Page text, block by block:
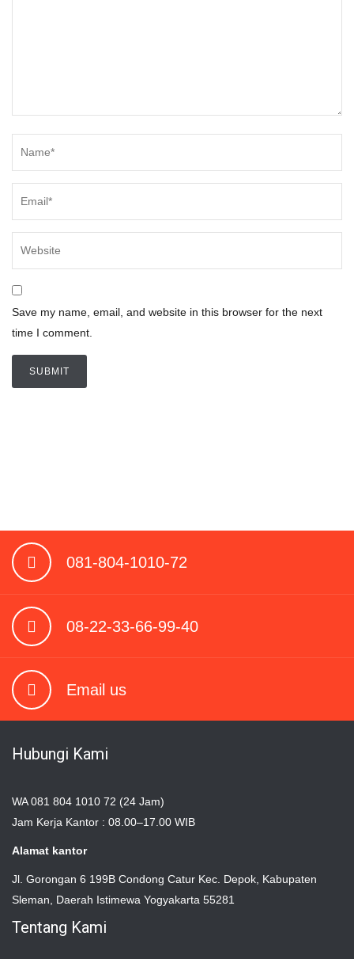
Save my name, email, and website in this browser for the next
time I comment.
081-804-1010-72
08-22-33-66-99-40
Email us
Hubungi Kami
WA 081 804 1010 72 (24 Jam)
Jam Kerja Kantor : 08.00–17.00 WIB
Alamat kantor
Jl. Gorongan 6 199B Condong Catur Kec. Depok, Kabupaten
Sleman, Daerah Istimewa Yogyakarta 55281
Tentang Kami